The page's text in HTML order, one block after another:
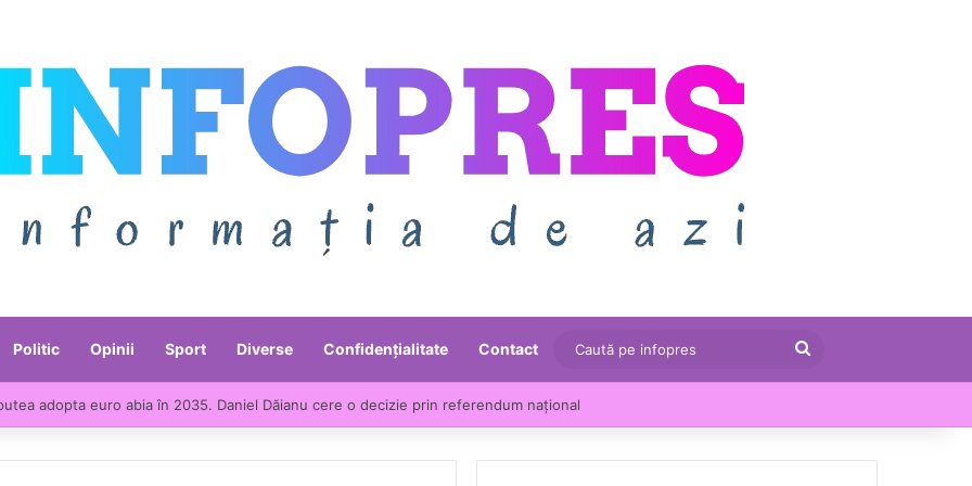
Politic Opinii Sport Diverse Confidențialitate Contact
Caută
pe
infopres
adopta euro abia în 2035. Daniel Dăianu cere o decizie prin referendum național